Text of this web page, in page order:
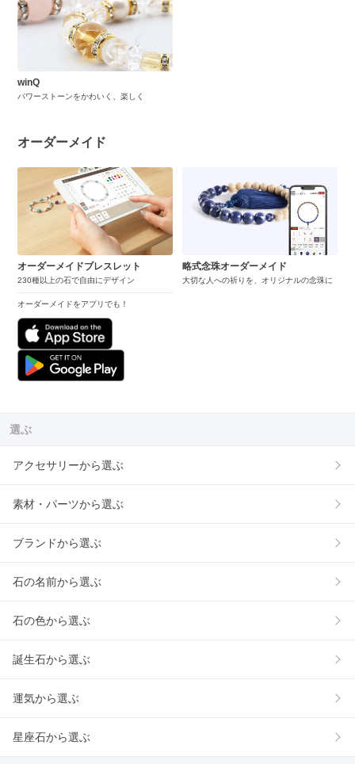
winQ
パワーストーンをかわいく、楽しく
オーダーメイド
オーダーメイドブレスレット
230種以上の石で自由にデザイン
オーダーメイドをアプリでも！
略式念珠オーダーメイド
大切な人への祈りを、オリジナルの念珠に
選ぶ
アクセサリーから選ぶ
素材・パーツから選ぶ
ブランドから選ぶ
石の名前から選ぶ
石の色から選ぶ
誕生石から選ぶ
運気から選ぶ
星座石から選ぶ